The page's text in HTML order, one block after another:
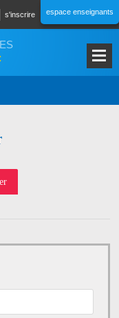
s'inscrire espace enseignants
actif)